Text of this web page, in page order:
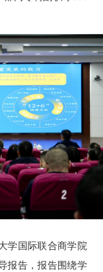
学国际联合商学院
报告，报告围绕学